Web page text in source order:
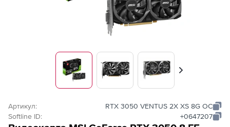
Вперед
Артикул:
RTX 3050 VENTUS 2X XS 8G OC
Softline ID:
+0647207